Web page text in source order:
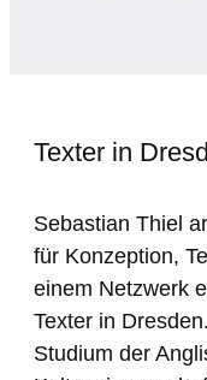
Texter in
Sebastian Thiel
für Konzeption,
einem Netzwerk
Texter in
Studium der